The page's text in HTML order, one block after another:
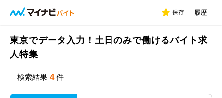
保存 履歴
東京でデータ入力！土日のみで働けるバイト求
人特集
検索結果 4 件